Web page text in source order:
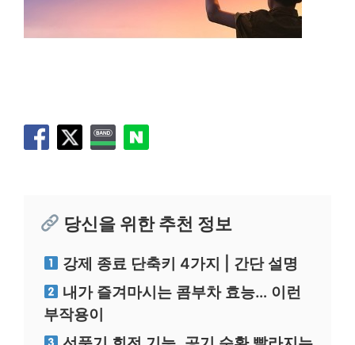
당신을 위한 추천 정보
강제 종료 단축키 4가지 | 간단 설명
내가 즐겨마시는 콤부차 효능… 이런
부작용이